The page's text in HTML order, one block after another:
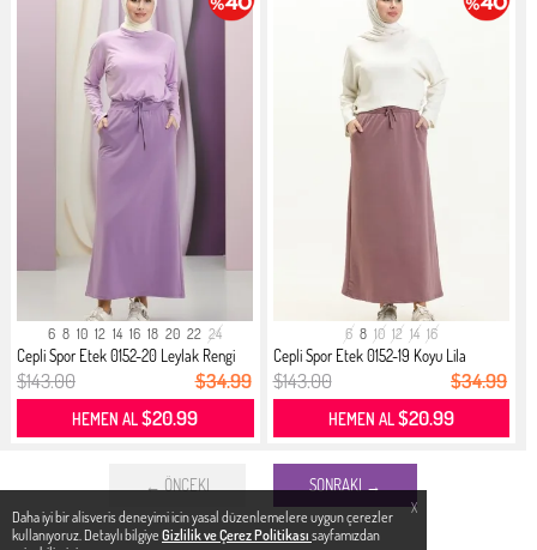
X
Daha iyi bir alisveris deneyimi icin yasal düzenlemelere uygun çerezler
kullanıyoruz. Detaylı bilgiye Gizlilik ve Çerez Politikası sayfamızdan
6 8 10 12 14 16 18 20 22 24
Cepli Spor Etek 0152-20 Leylak Rengi
$143.00 $34.99
HEMEN AL$20.99
6 8 10 12 14 16
Cepli Spor Etek 0152-19 Koyu Lila
$143.00 $34.99
HEMEN AL$20.99
← ÖNCEKI SONRAKI →